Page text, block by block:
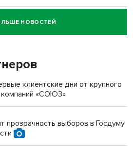
водителя за смерть
НОВОСТЕЙ
клиентские дни от крупного
«СОЮЗ»
прозрачность выборов в Госдуму